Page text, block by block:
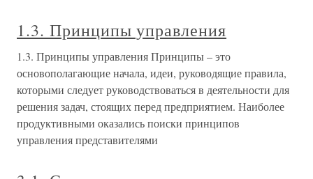
1.3. Принципы управления
1.3. Принципы управления Принципы – это
основополагающие начала, идеи, руководящие правила,
которыми следует руководствоваться в деятельности для
решения задач, стоящих перед предприятием. Наиболее
продуктивными оказались поиски принципов
управления представителями